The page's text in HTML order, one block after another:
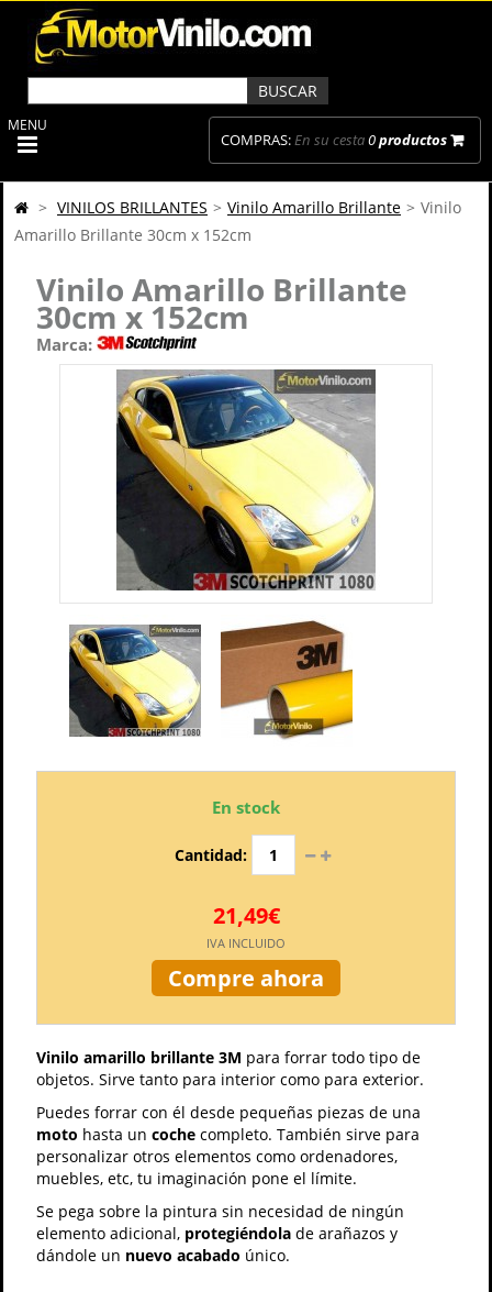
COMPRAS:En su cesta0productos
MENU
> VINILOS BRILLANTES > Vinilo Amarillo Brillante > Vinilo
Amarillo Brillante 30cm x 152cm
Vinilo Amarillo Brillante
30cm x 152cm
Marca:
En stock
Cantidad:
21,49€
IVA INCLUIDO
Compre ahora
Vinilo amarillo brillante 3M para forrar todo tipo de
objetos. Sirve tanto para interior como para exterior.
Puedes forrar con él desde pequeñas piezas de una
moto hasta un coche completo. También sirve para
personalizar otros elementos como ordenadores,
muebles, etc, tu imaginación pone el límite.
Se pega sobre la pintura sin necesidad de ningún
elemento adicional, protegiéndola de arañazos y
dándole un nuevo acabado único.